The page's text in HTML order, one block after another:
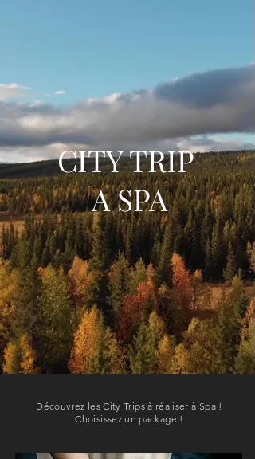
CITY TRIP
A SPA
Découvrez les City Trips à réaliser à Spa !
Choisissez un package !